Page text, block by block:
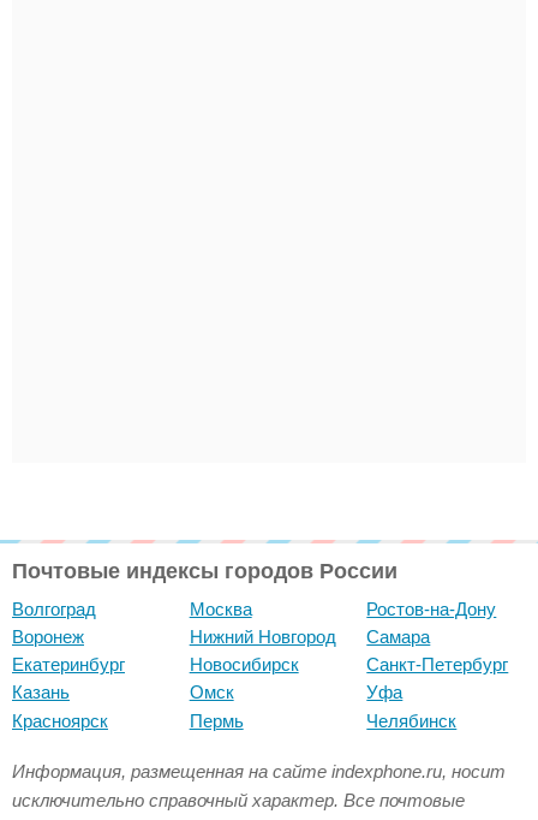
Почтовые индексы городов России
Волгоград
Воронеж
Екатеринбург
Казань
Красноярск
Москва
Нижний Новгород
Новосибирск
Омск
Пермь
Ростов-на-Дону
Самара
Санкт-Петербург
Уфа
Челябинск
Информация, размещенная на сайте indexphone.ru, носит
исключительно справочный характер. Все почтовые